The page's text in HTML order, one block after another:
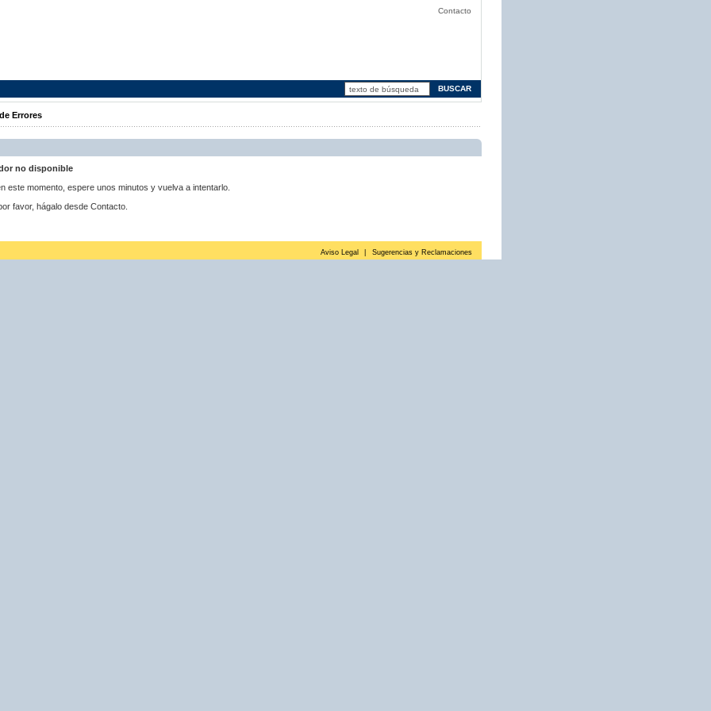
Contacto
Errores
no disponible
este momento, espere unos minutos y vuelva a intentarlo.
favor, hágalo desde Contacto.
Aviso Legal Sugerencias y Reclamaciones